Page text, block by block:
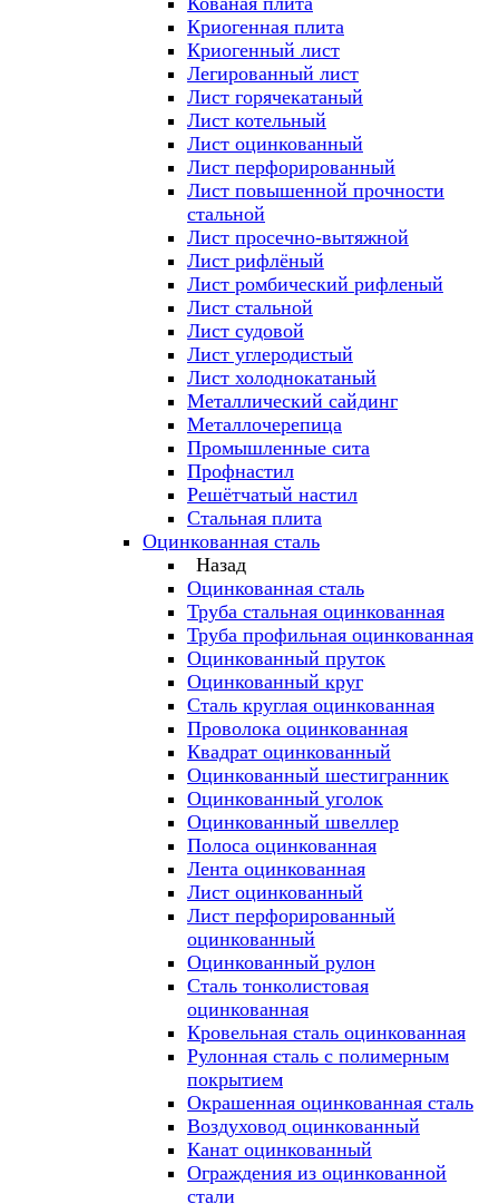
Криогенная плита
Криогенный лист
Легированный лист
Лист горячекатаный
Лист котельный
Лист оцинкованный
Лист перфорированный
Лист повышенной прочности
стальной
Лист просечно-вытяжной
Лист рифлёный
Лист ромбический рифленый
Лист стальной
Лист судовой
Лист углеродистый
Лист холоднокатаный
Металлический сайдинг
Металлочерепица
Промышленные сита
Профнастил
Решётчатый настил
Стальная плита
Оцинкованная сталь
Назад
Оцинкованная сталь
Труба стальная оцинкованная
Труба профильная оцинкованная
Оцинкованный пруток
Оцинкованный круг
Сталь круглая оцинкованная
Проволока оцинкованная
Квадрат оцинкованный
Оцинкованный шестигранник
Оцинкованный уголок
Оцинкованный швеллер
Полоса оцинкованная
Лента оцинкованная
Лист оцинкованный
Лист перфорированный
оцинкованный
Оцинкованный рулон
Сталь тонколистовая
оцинкованная
Кровельная сталь оцинкованная
Рулонная сталь с полимерным
покрытием
Окрашенная оцинкованная сталь
Воздуховод оцинкованный
Канат оцинкованный
Ограждения из оцинкованной
стали